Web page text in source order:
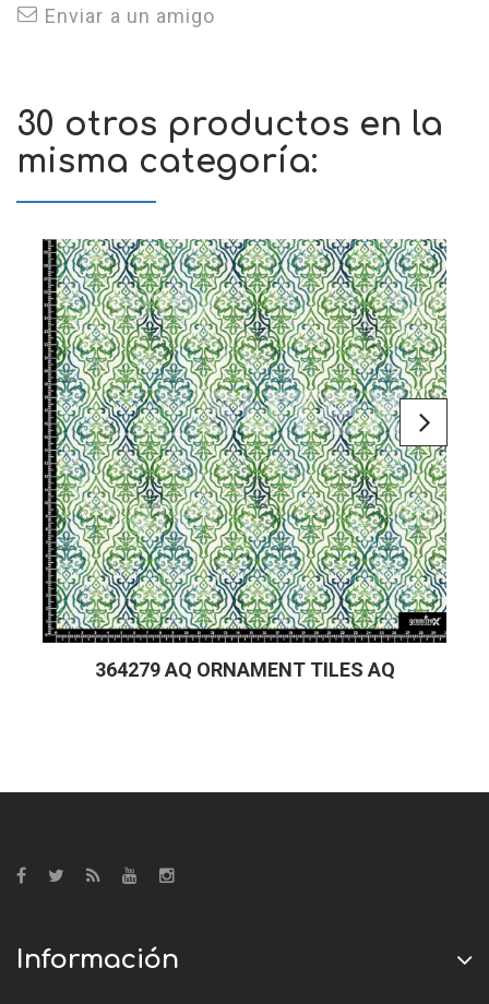
Enviar a un amigo
30 otros productos en la
misma categoría:
364279 AQ ORNAMENT TILES AQ
Información